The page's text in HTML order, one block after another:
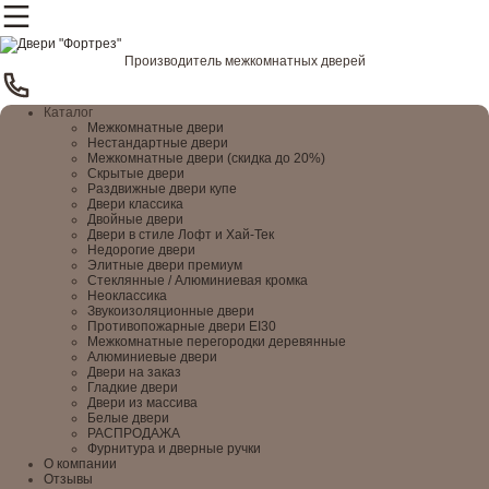
Производитель межкомнатных дверей
Каталог
Межкомнатные двери
Нестандартные двери
Межкомнатные двери (скидка до 20%)
Скрытые двери
Раздвижные двери купе
Двери классика
Двойные двери
Двери в стиле Лофт и Хай-Тек
Недорогие двери
Элитные двери премиум
Стеклянные / Алюминиевая кромка
Неоклассика
Звукоизоляционные двери
Противопожарные двери EI30
Межкомнатные перегородки деревянные
Алюминиевые двери
Двери на заказ
Гладкие двери
Двери из массива
Белые двери
РАСПРОДАЖА
Фурнитура и дверные ручки
О компании
Отзывы